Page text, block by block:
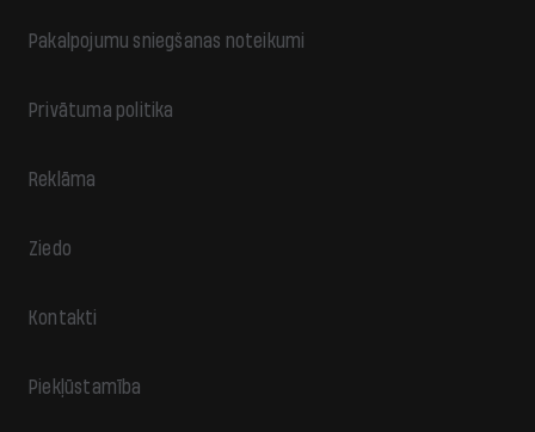
Pakalpojumu sniegšanas noteikumi
Privātuma politika
Reklāma
Ziedo
Kontakti
Piekļūstamība